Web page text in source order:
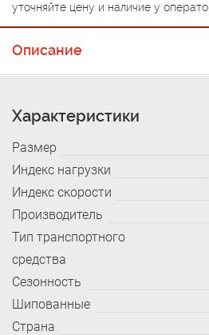
уточняйте цену и наличие у
Описание
Характеристики
Размер
Индекс нагрузки
Индекс скорости
Производитель
Тип транспортного
средства
Сезонность
Шипованные
Страна